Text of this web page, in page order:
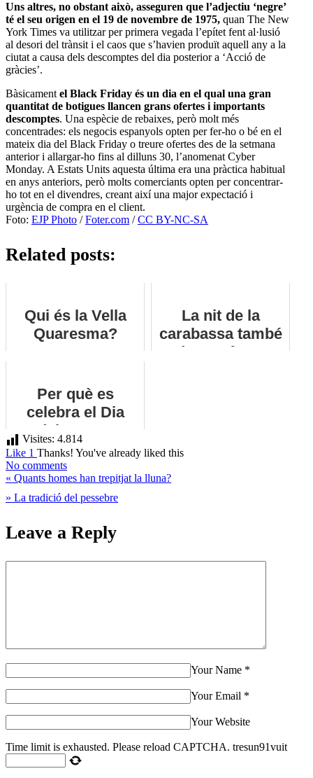
Uns altres, no obstant això, asseguren que l’adjectiu ‘negre’
té el seu origen en el 19 de novembre de 1975, quan The New
York Times va utilitzar per primera vegada l’epítet fent al·lusió
al desori del trànsit i el caos que s’havien produït aquell any a la
ciutat a causa dels descomptes del dia posterior a ‘Acció de
gràcies’.
Bàsicament el Black Friday és un dia en el qual una gran
quantitat de botigues llancen grans ofertes i importants
descomptes. Una espècie de rebaixes, però molt més
concentrades: els negocis espanyols opten per fer-ho o bé en el
mateix dia del Black Friday o treure ofertes des de la setmana
anterior i allargar-ho fins al dilluns 30, l’anomenat Cyber
Monday. A Estats Units aquesta última era una pràctica habitual
en anys anteriors, però molts comerciants opten per concentrar-
ho tot en el divendres, creant així una major expectació i
urgència de compra en el client.
Foto: EJP Photo /Foter.com /CC BY-NC-SA
Related posts:
Qui és la Vella
Quaresma?
La nit de la
carabassa també
és una festa
Per què es
celebra el Dia
dels Sants
Innocents?
Visites: 4.814
Like 1 Thanks! You've already liked this
No comments
« Quants homes han trepitjat la lluna?
» La tradició del pessebre
Leave a Reply
Your Name *
Your Email *
Your Website
Time limit is exhausted. Please reload CAPTCHA. tresun91vuit